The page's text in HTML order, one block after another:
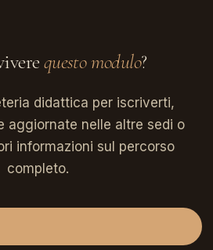
questo modulo?
didattica per iscriverti,
aggiornate nelle altre sedi o
informazioni sul percorso
completo.